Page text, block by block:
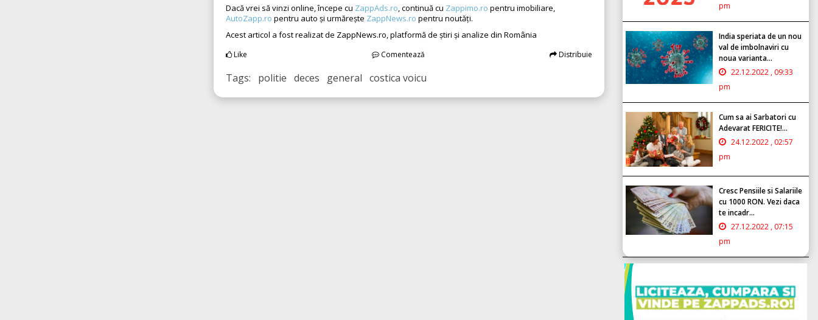
Dacă vrei să vinzi online, începe cu ZappAds.ro , continuă cu Zappimo.ro pentru imobiliare,
AutoZapp.ro pentru auto și urmărește ZappNews.ro pentru noutăți.
Acest articol a fost realizat de ZappNews.ro, platformă de știri și analize din România
Like Comentează Distribuie
Tags: politie deces general costica voicu
pm
India speriata de un nou
val de imbolnaviri cu
noua varianta...
22.12.2022 , 09:33
pm
Cum sa ai Sarbatori cu
Adevarat FERICITE!...
24.12.2022 , 02:57
pm
Cresc Pensiile si Salariile
cu 1000 RON. Vezi daca
te incadr...
27.12.2022 , 07:15
pm